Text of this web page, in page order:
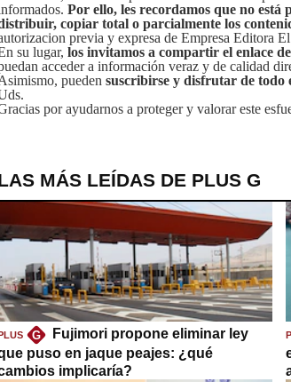
Por ello, les recordamos que no
copiar total o parcialmente los
previa y expresa de Empresa Editora
su lugar, los invitamos a compartir el enlace
acceder a información veraz y de calidad
pueden suscribirse y disfrutar de todo
por ayudarnos a proteger y valorar este
MÁS LEÍDAS DE PLUS G
G
Fujimori propone eliminar ley
puso en jaque peajes: ¿qué
implicaría?